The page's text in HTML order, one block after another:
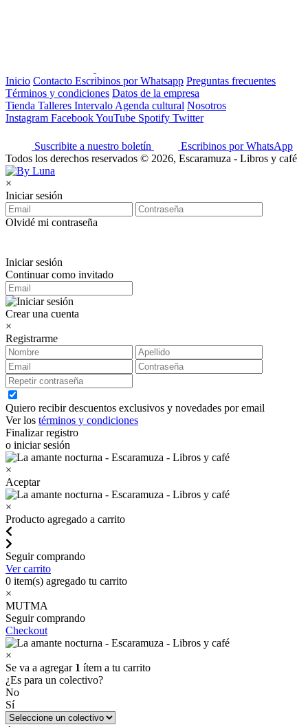
Inicio Contacto Escribinos por Whatsapp Preguntas frecuentes
Términos y condiciones Datos de la empresa
Tienda Talleres Intervalo Agenda cultural Nosotros
Instagram FacebookYouTube Spotify Twitter
Suscribite a nuestro boletín
Escribinos por WhatsApp
Todos los derechos reservados © 2026, Escaramuza - Libros y café
×
Iniciar sesión
Olvidé mi contraseña
Iniciar sesión
Continuar como invitado
Crear una cuenta
×
Registrarme
Quiero recibir descuentos exclusivos y novedades por email
Ver los términos y condiciones
Finalizar registro
o iniciar sesión
×
Aceptar
×
Producto agregado a carrito
Seguir comprando
Ver carrito
0 item(s) agregado tu carrito
×
MUTMA
Seguir comprando
Checkout
×
Se va a agregar 1 ítem a tu carrito
¿Es para un colectivo?
No
Sí